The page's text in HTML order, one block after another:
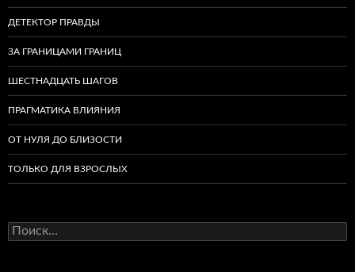
ДЕТЕКТОР ПРАВДЫ
ЗА ГРАНИЦАМИ ГРАНИЦ
ШЕСТНАДЦАТЬ ШАГОВ
ПРАГМАТИКА ВЛИЯНИЯ
ОТ НУЛЯ ДО БЛИЗОСТИ
ТОЛЬКО ДЛЯ ВЗРОСЛЫХ
Найти: